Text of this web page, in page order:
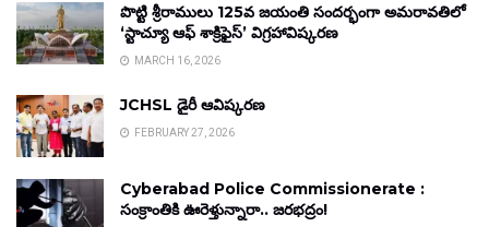
పొట్టి శ్రీరాములు 125వ జయంతి సందర్భంగా అమరావతిలో
‘స్టాచ్యూ ఆఫ్ శాక్రిఫైస్’ విగ్రహావిష్కరణ
MARCH 16, 2026
JCHSL డైరీ ఆవిష్కరణ
FEBRUARY 27, 2026
Cyberabad Police Commissionerate :
సంక్రాంతికి ఊరెళ్తున్నారా.. జరభద్రం!